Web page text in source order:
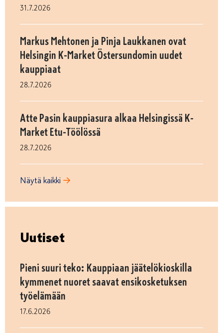
31.7.2026
Markus Mehtonen ja Pinja Laukkanen ovat
Helsingin K-Market Östersundomin uudet
kauppiaat
28.7.2026
Atte Pasin kauppiasura alkaa Helsingissä K-
Market Etu-Töölössä
28.7.2026
Näytä kaikki
Uutiset
Pieni suuri teko: Kauppiaan jäätelökioskilla
kymmenet nuoret saavat ensikosketuksen
työelämään
17.6.2026